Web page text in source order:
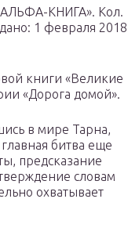
КНИГА». Кол.
1 февраля 2018
книги «Великие
«Дорога домой».
в мире Тарна,
битва еще
предсказание
словам
охватывает